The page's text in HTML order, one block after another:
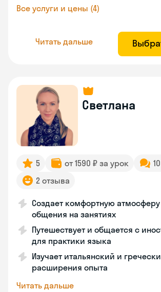
Все услуги и цены (4)
Читать дальше
Светлана
5 от 1590 ₽ за урок
2 отзыва
Создает комфортную
общения на занятиях
Путешествует и общается с
для практики языка
Изучает итальянский и
расширения опыта
Читать дальше